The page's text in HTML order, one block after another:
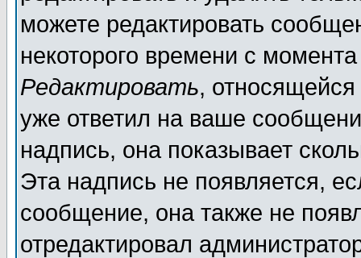
можете редактировать
некоторого времени с
Редактировать,
уже ответил на ваше
надпись, она показывает
Эта надпись не появляется,
сообщение, она также не
отредактировал